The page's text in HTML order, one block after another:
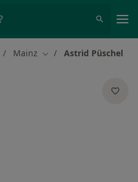
ändern
Mainz Stadt ändern
Astrid Püschel